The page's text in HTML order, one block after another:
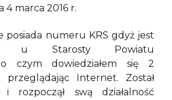
4 marca 2016 r.
posiada numeru KRS gdyż jest
u Starosty Powiatu
o czym dowiedziałem się 2
Internet. Został
i rozpoczął swą działalność